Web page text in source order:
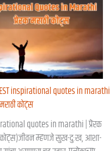
inspirational quotes in marathi
कोट्स
quotes in marathi | प्रेरक
कोट्स)जीवन म्हणजे सुख-दुःख, आशा-